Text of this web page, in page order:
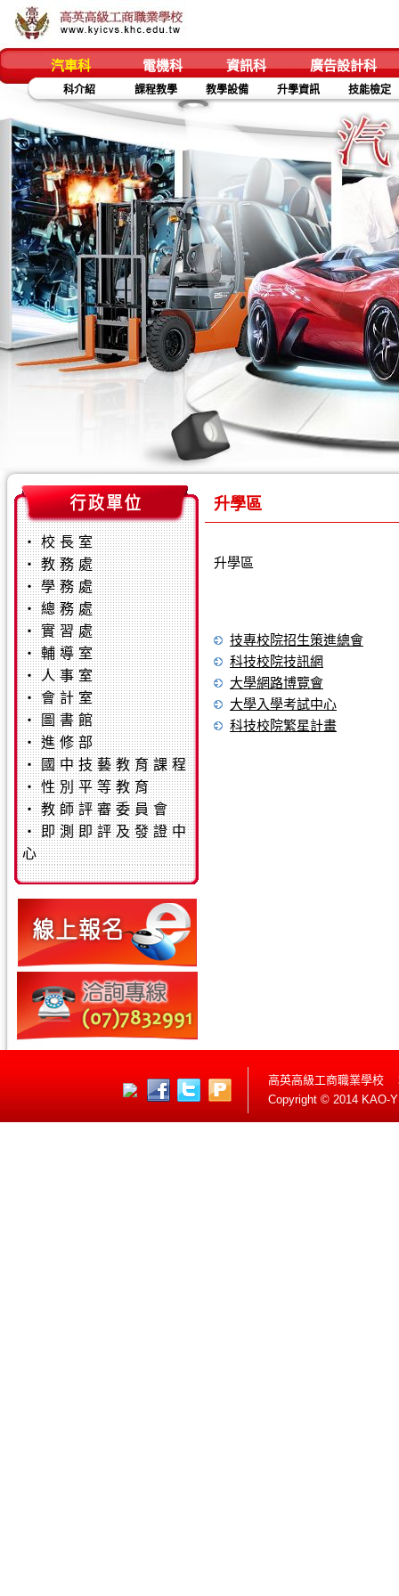
汽車科 電機科 資訊科 廣告設計科
科介紹 課程教學 教學設備 升學資訊 技能檢定
‧校長室
‧教務處
‧學務處
‧總務處
‧實習處
‧輔導室
‧人事室
‧會計室
‧圖書館
‧進修部
‧國中技藝教育課程
‧性別平等教育
‧教師評審委員會
‧即測即評及發證中
心
升學區
升學區
技專校院招生策進總會
科技校院技訊網
大學網路博覽會
大學入學考試中心
科技校院繁星計畫
高英高級工商職業學校
Copyright © 2014 KAO-